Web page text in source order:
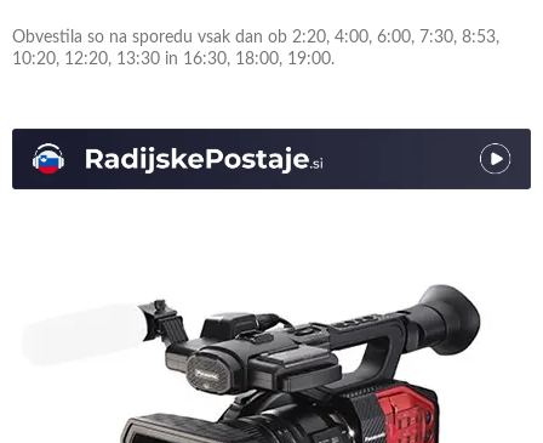
Obvestila so na sporedu vsak dan ob 2:20, 4:00, 6:00, 7:30, 8:53,
10:20, 12:20, 13:30 in 16:30, 18:00, 19:00.